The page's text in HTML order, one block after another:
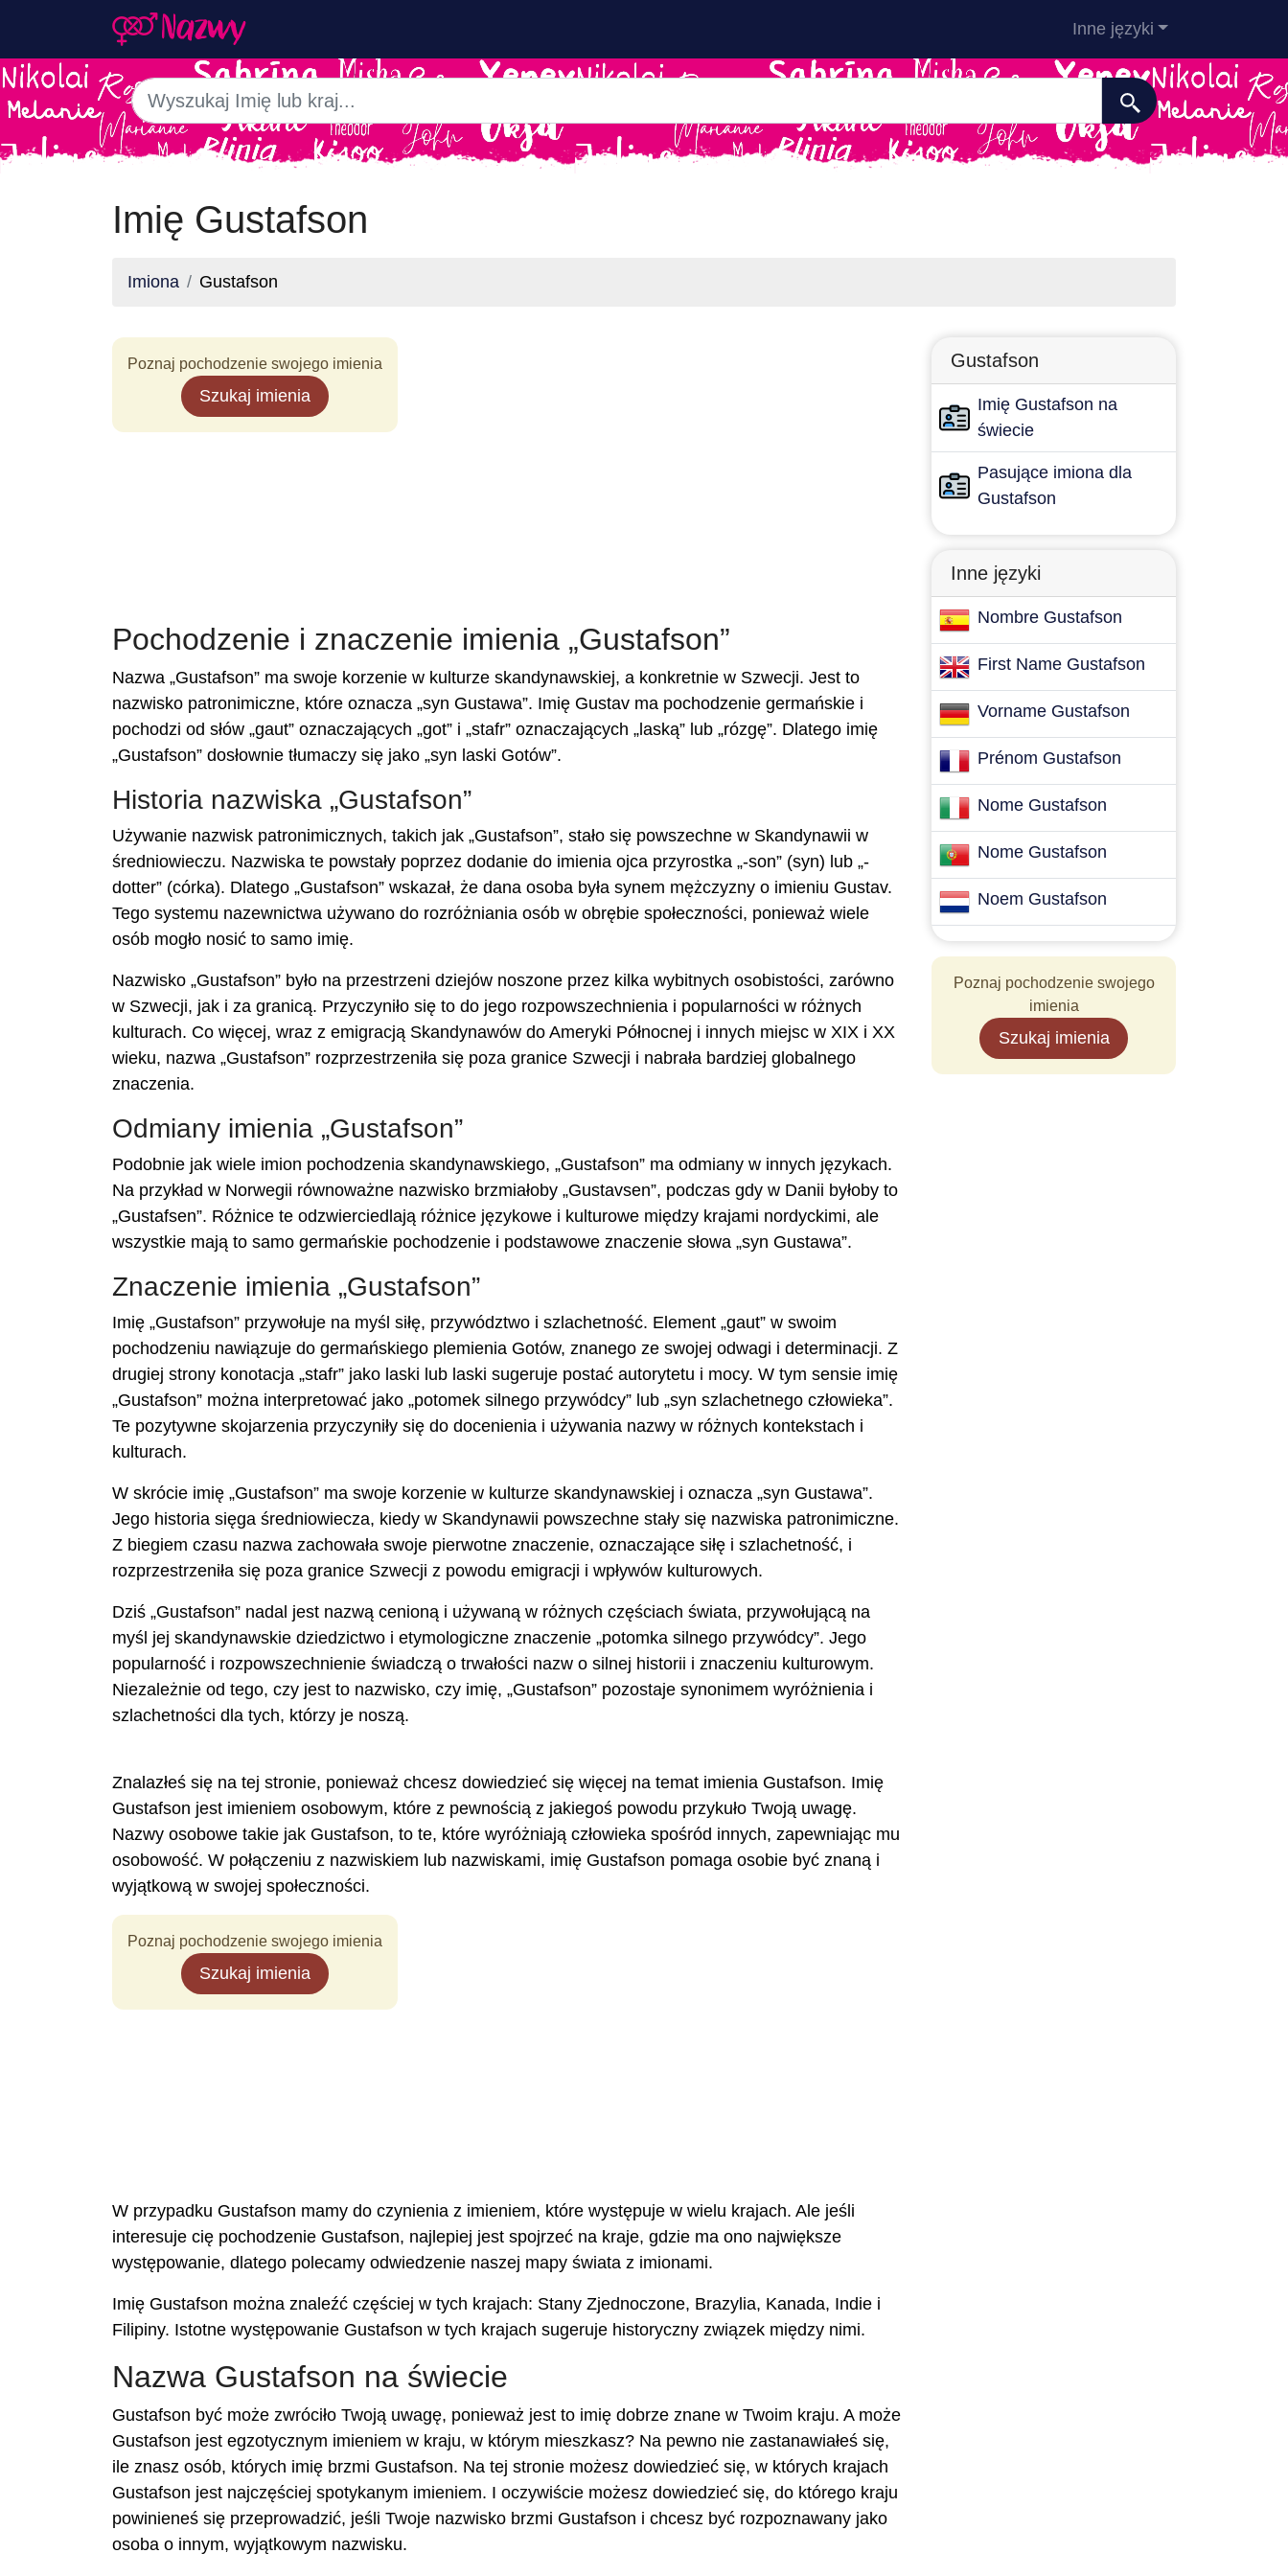
Inne języki
Imię Gustafson
Imiona Gustafson
Poznaj pochodzenie swojego imienia
Szukaj imienia
Pochodzenie i znaczenie imienia „Gustafson”
Nazwa „Gustafson” ma swoje korzenie w kulturze skandynawskiej, a konkretnie w Szwecji. Jest to
nazwisko patronimiczne, które oznacza „syn Gustawa”. Imię Gustav ma pochodzenie germańskie i
pochodzi od słów „gaut” oznaczających „got” i „stafr” oznaczających „laską” lub „rózgę”. Dlatego imię
„Gustafson” dosłownie tłumaczy się jako „syn laski Gotów”.
Historia nazwiska „Gustafson”
Używanie nazwisk patronimicznych, takich jak „Gustafson”, stało się powszechne w Skandynawii w
średniowieczu. Nazwiska te powstały poprzez dodanie do imienia ojca przyrostka „-son” (syn) lub „-
dotter” (córka). Dlatego „Gustafson” wskazał, że dana osoba była synem mężczyzny o imieniu Gustav.
Tego systemu nazewnictwa używano do rozróżniania osób w obrębie społeczności, ponieważ wiele
osób mogło nosić to samo imię.
Nazwisko „Gustafson” było na przestrzeni dziejów noszone przez kilka wybitnych osobistości, zarówno
w Szwecji, jak i za granicą. Przyczyniło się to do jego rozpowszechnienia i popularności w różnych
kulturach. Co więcej, wraz z emigracją Skandynawów do Ameryki Północnej i innych miejsc w XIX i XX
wieku, nazwa „Gustafson” rozprzestrzeniła się poza granice Szwecji i nabrała bardziej globalnego
znaczenia.
Odmiany imienia „Gustafson”
Podobnie jak wiele imion pochodzenia skandynawskiego, „Gustafson” ma odmiany w innych językach.
Na przykład w Norwegii równoważne nazwisko brzmiałoby „Gustavsen”, podczas gdy w Danii byłoby to
„Gustafsen”. Różnice te odzwierciedlają różnice językowe i kulturowe między krajami nordyckimi, ale
wszystkie mają to samo germańskie pochodzenie i podstawowe znaczenie słowa „syn Gustawa”.
Znaczenie imienia „Gustafson”
Imię „Gustafson” przywołuje na myśl siłę, przywództwo i szlachetność. Element „gaut” w swoim
pochodzeniu nawiązuje do germańskiego plemienia Gotów, znanego ze swojej odwagi i determinacji. Z
drugiej strony konotacja „stafr” jako laski lub laski sugeruje postać autorytetu i mocy. W tym sensie imię
„Gustafson” można interpretować jako „potomek silnego przywódcy” lub „syn szlachetnego człowieka”.
Te pozytywne skojarzenia przyczyniły się do docenienia i używania nazwy w różnych kontekstach i
kulturach.
W skrócie imię „Gustafson” ma swoje korzenie w kulturze skandynawskiej i oznacza „syn Gustawa”.
Jego historia sięga średniowiecza, kiedy w Skandynawii powszechne stały się nazwiska patronimiczne.
Z biegiem czasu nazwa zachowała swoje pierwotne znaczenie, oznaczające siłę i szlachetność, i
rozprzestrzeniła się poza granice Szwecji z powodu emigracji i wpływów kulturowych.
Dziś „Gustafson” nadal jest nazwą cenioną i używaną w różnych częściach świata, przywołującą na
myśl jej skandynawskie dziedzictwo i etymologiczne znaczenie „potomka silnego przywódcy”. Jego
popularność i rozpowszechnienie świadczą o trwałości nazw o silnej historii i znaczeniu kulturowym.
Niezależnie od tego, czy jest to nazwisko, czy imię, „Gustafson” pozostaje synonimem wyróżnienia i
szlachetności dla tych, którzy je noszą.
Znalazłeś się na tej stronie, ponieważ chcesz dowiedzieć się więcej na temat imienia Gustafson. Imię
Gustafson jest imieniem osobowym, które z pewnością z jakiegoś powodu przykuło Twoją uwagę.
Nazwy osobowe takie jak Gustafson, to te, które wyróżniają człowieka spośród innych, zapewniając mu
osobowość. W połączeniu z nazwiskiem lub nazwiskami, imię Gustafson pomaga osobie być znaną i
wyjątkową w swojej społeczności.
Poznaj pochodzenie swojego imienia
Szukaj imienia
W przypadku Gustafson mamy do czynienia z imieniem, które występuje w wielu krajach. Ale jeśli
interesuje cię pochodzenie Gustafson, najlepiej jest spojrzeć na kraje, gdzie ma ono największe
występowanie, dlatego polecamy odwiedzenie naszej mapy świata z imionami.
Imię Gustafson można znaleźć częściej w tych krajach: Stany Zjednoczone, Brazylia, Kanada, Indie i
Filipiny. Istotne występowanie Gustafson w tych krajach sugeruje historyczny związek między nimi.
Nazwa Gustafson na świecie
Gustafson być może zwróciło Twoją uwagę, ponieważ jest to imię dobrze znane w Twoim kraju. A może
Gustafson jest egzotycznym imieniem w kraju, w którym mieszkasz? Na pewno nie zastanawiałeś się,
ile znasz osób, których imię brzmi Gustafson. Na tej stronie możesz dowiedzieć się, w których krajach
Gustafson jest najczęściej spotykanym imieniem. I oczywiście możesz dowiedzieć się, do którego kraju
powinieneś się przeprowadzić, jeśli Twoje nazwisko brzmi Gustafson i chcesz być rozpoznawany jako
osoba o innym, wyjątkowym nazwisku.
Gustafson
Imię Gustafson na
świecie
Pasujące imiona dla
Gustafson
Inne języki
Nombre Gustafson
First Name Gustafson
Vorname Gustafson
Prénom Gustafson
Nome Gustafson
Nome Gustafson
Noem Gustafson
Poznaj pochodzenie swojego
imienia
Szukaj imienia